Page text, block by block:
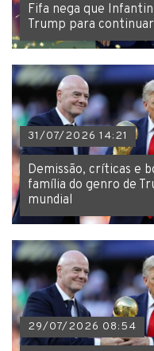
Fifa nega que
Trump para
31/07/2026 14:21
Demissão, críticas e
família do genro de
mundial
29/07/2026 08:54